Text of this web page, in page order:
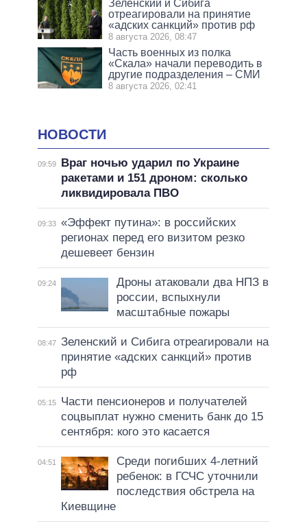
Зеленский и Сибига
отреагировали на принятие
«адских санкций» против рф
8 августа 2026, 08:47
Часть военных из полка
«Скала» начали переводить в
другие подразделения – СМИ
8 августа 2026, 02:41
НОВОСТИ
09:59
Враг ночью ударил по Украине
ракетами и 151 дроном: сколько
ликвидировала ПВО
09:33 «Эффект путина»: в российских
регионах перед его визитом резко
дешевеет бензин
09:24
Дроны атаковали два НПЗ в
россии, вспыхнули
масштабные пожары
08:47 Зеленский и Сибига отреагировали на
принятие «адских санкций» против
рф
05:15
Части пенсионеров и получателей
соцвыплат нужно сменить банк до 15
сентября: кого это касается
04:51
Среди погибших 4-летний
ребенок: в ГСЧС уточнили
последствия обстрела на
Киевщине